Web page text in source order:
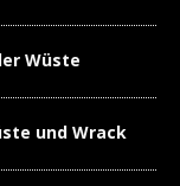
Wüste
und Wrack